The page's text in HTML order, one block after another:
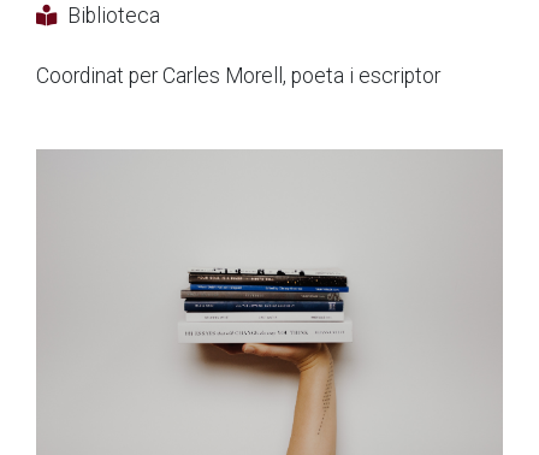
Biblioteca
Coordinat per Carles Morell, poeta i escriptor